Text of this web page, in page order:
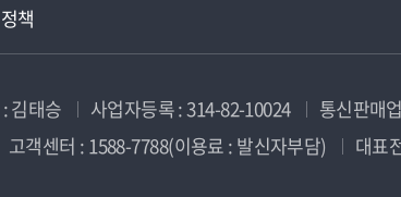
책
김태승 사업자등록 : 314-82-10024
통신판매
고객센터 : 1588-7788(이용료 : 발신자부담)
대표